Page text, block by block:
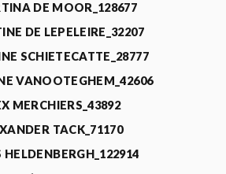
DE MOOR_128677
DE LEPELEIRE_32207
SCHIETECATTE_28777
VANOOTEGHEM_42606
MERCHIERS_43892
TACK_71170
HELDENBERGH_122914